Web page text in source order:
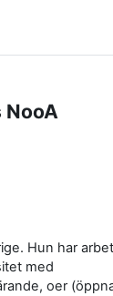
NooA
Hun har
med
oer